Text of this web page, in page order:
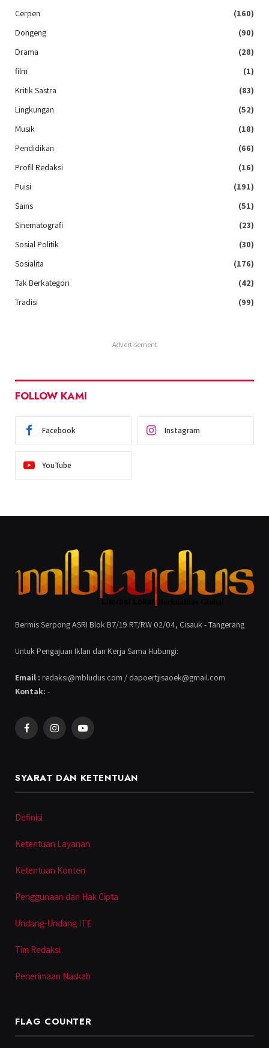
Cerpen
(160)
Dongeng
(90)
Drama
(28)
film
(1)
Kritik Sastra
(83)
Lingkungan
(52)
Musik
(18)
Pendidikan
(66)
Profil Redaksi
(16)
Puisi
(191)
Sains
(51)
Sinematografi
(23)
Sosial Politik
(30)
Sosialita
(176)
Tak Berkategori
(42)
Tradisi
(99)
Advertisement
FOLLOW KAMI
Facebook Instagram
YouTube
Bermis Serpong ASRI Blok B7/19 RT/RW 02/04, Cisauk - Tangerang
Untuk Pengajuan Iklan dan Kerja Sama Hubungi:
Email : redaksi@mbludus.com / dapoertjisaoek@gmail.com
Kontak: -
FacebookInstagramYouTube
SYARAT DAN KETENTUAN
Definisi
Ketentuan Layanan
Ketentuan Konten
Penggunaan dan Hak Cipta
Undang-Undang ITE
Tim Redaksi
Penerimaan Naskah
FLAG COUNTER